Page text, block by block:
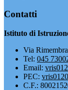
Contatti
Istituto di
Via
Tel: 045
Email:
PEC:
C.F.: